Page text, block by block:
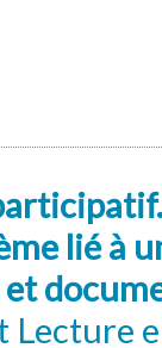
lié à